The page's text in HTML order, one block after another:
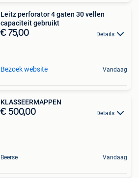
Leitz perforator 4 gaten 30 vellen
capaciteit gebruikt
€ 75,00 Details
Bezoek website Vandaag
KLASSEERMAPPEN
€ 500,00 Details
Beerse Vandaag